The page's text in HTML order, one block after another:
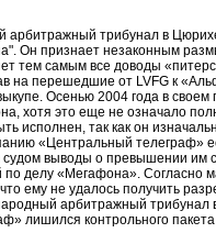
арбитражный трибунал в
Он признает незаконным
тем самым все доводы
на перешедшие от LVFG к
Осенью 2004 года в
хотя это еще не означало
исполнен, так как он
«Центральный телеграф»
выводы о превышении им
делу «Мегафона». Согласно
ему не удалось получить
арбитражный трибунал
лишился контрольного